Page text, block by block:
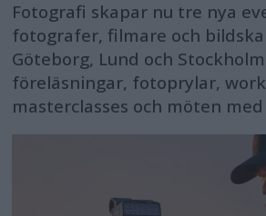
Fotografi skapar nu tre nya
fotografer, filmare och
Göteborg, Lund och
föreläsningar, fotoprylar,
masterclasses och möten